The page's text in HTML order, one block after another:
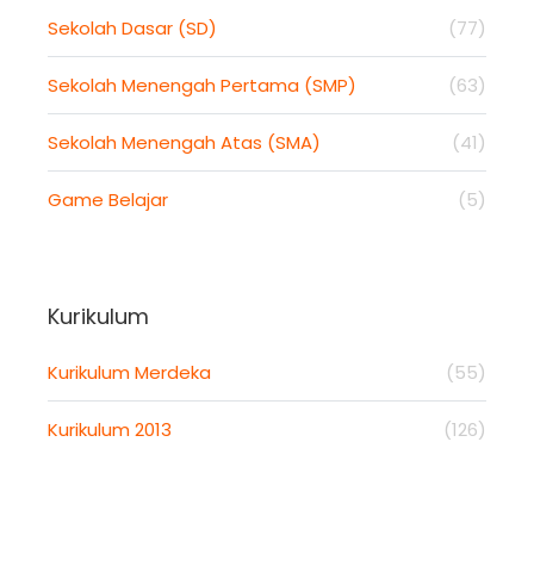
Sekolah Dasar (SD) (77)
Sekolah Menengah Pertama (SMP) (63)
Sekolah Menengah Atas (SMA) (41)
Game Belajar (5)
Kurikulum
Kurikulum Merdeka (55)
Kurikulum 2013 (126)